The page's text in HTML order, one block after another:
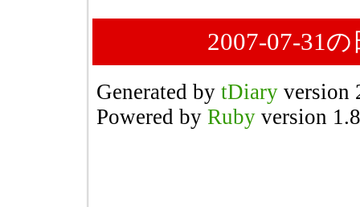
2007-07-31
Generated by tDiary version
Powered by Ruby version